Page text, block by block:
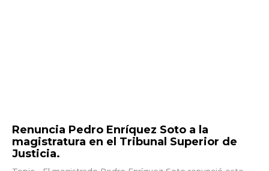
Renuncia Pedro Enríquez Soto a la
magistratura en el Tribunal Superior de
Justicia.